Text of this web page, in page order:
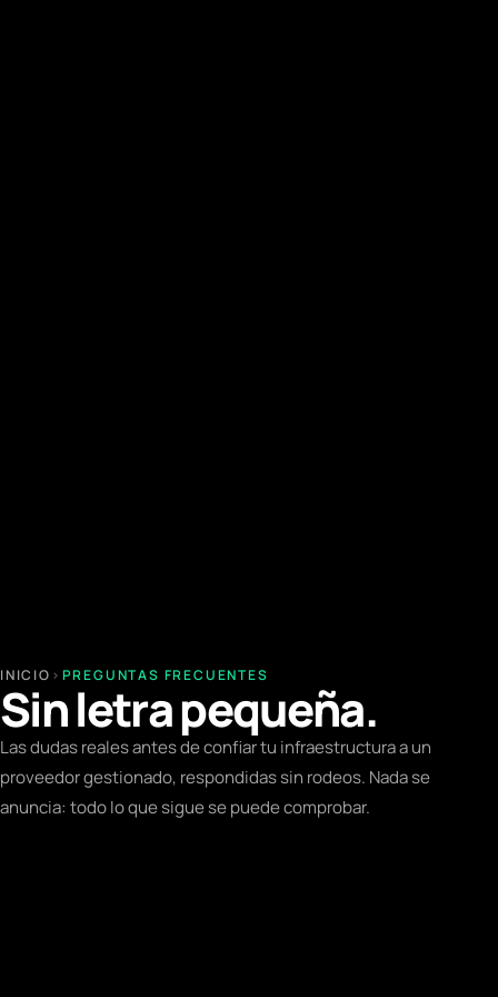
INICIO › PREGUNTAS FRECUENTES
Sin letra pequeña.
Las dudas reales antes de confiar tu infraestructura a un
proveedor gestionado, respondidas sin rodeos. Nada se
anuncia: todo lo que sigue se puede comprobar.